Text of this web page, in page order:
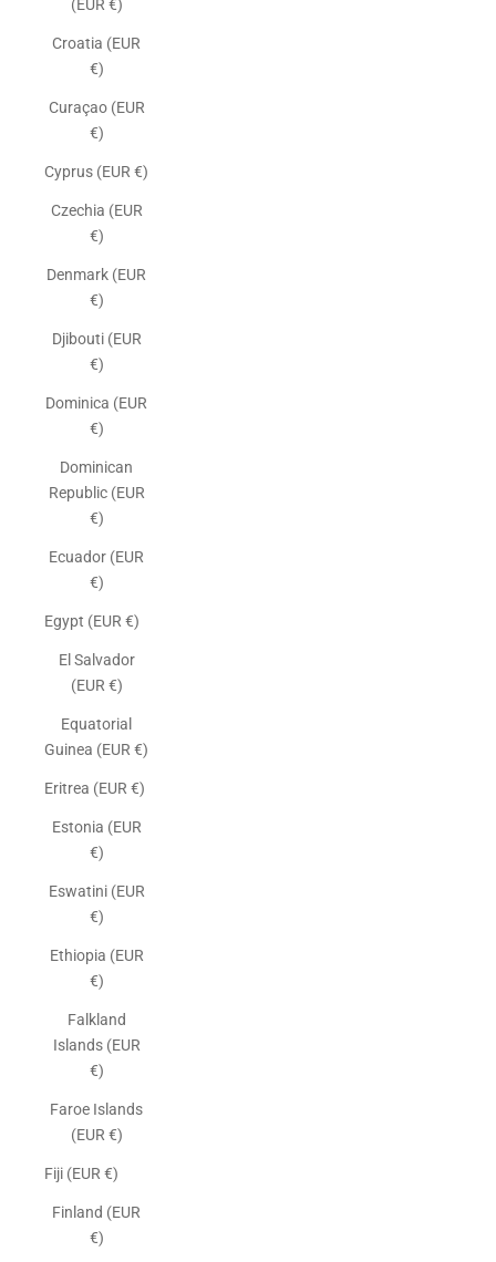
(EUR €)
Croatia (EUR
€)
Curaçao (EUR
€)
Cyprus (EUR €)
Czechia (EUR
€)
Denmark (EUR
€)
Djibouti (EUR
€)
Dominica (EUR
€)
Dominican
Republic (EUR
€)
Ecuador (EUR
€)
Egypt (EUR €)
El Salvador
(EUR €)
Equatorial
Guinea (EUR €)
Eritrea (EUR €)
Estonia (EUR
€)
Eswatini (EUR
€)
Ethiopia (EUR
€)
Falkland
Islands (EUR
€)
Faroe Islands
(EUR €)
Fiji (EUR €)
Finland (EUR
€)